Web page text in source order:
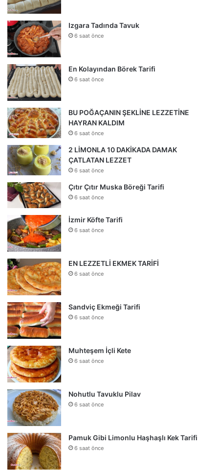
Izgara Tadında Tavuk
6 saat önce
En Kolayından Börek Tarifi
6 saat önce
BU POĞAÇANIN ŞEKLİNE LEZZETİNE
HAYRAN KALDIM
6 saat önce
2 LİMONLA 10 DAKİKADA DAMAK
ÇATLATAN LEZZET
6 saat önce
Çıtır Çıtır Muska Böreği Tarifi
6 saat önce
İzmir Köfte Tarifi
6 saat önce
EN LEZZETLİ EKMEK TARİFİ
6 saat önce
Sandviç Ekmeği Tarifi
6 saat önce
Muhteşem İçli Kete
6 saat önce
Nohutlu Tavuklu Pilav
6 saat önce
Pamuk Gibi Limonlu Haşhaşlı Kek Tarifi
6 saat önce